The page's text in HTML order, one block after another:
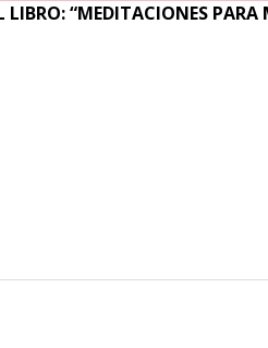
“MEDITACIONES PARA